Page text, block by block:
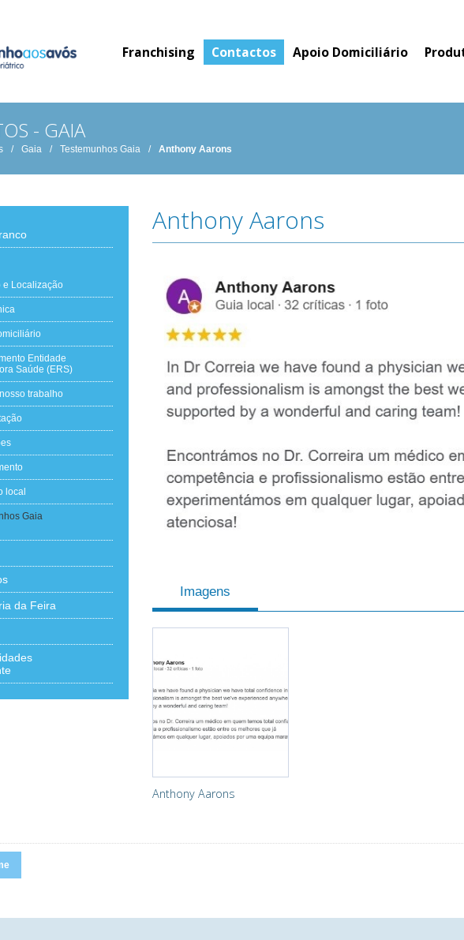
Franchising Contactos Apoio Domiciliário
- GAIA
/ Gaia / Testemunhos Gaia / Anthony Aarons
e Localização
Entidade
Saúde (ERS)
trabalho
local
Gaia
da Feira
Anthony Aarons
Imagens
Anthony Aarons